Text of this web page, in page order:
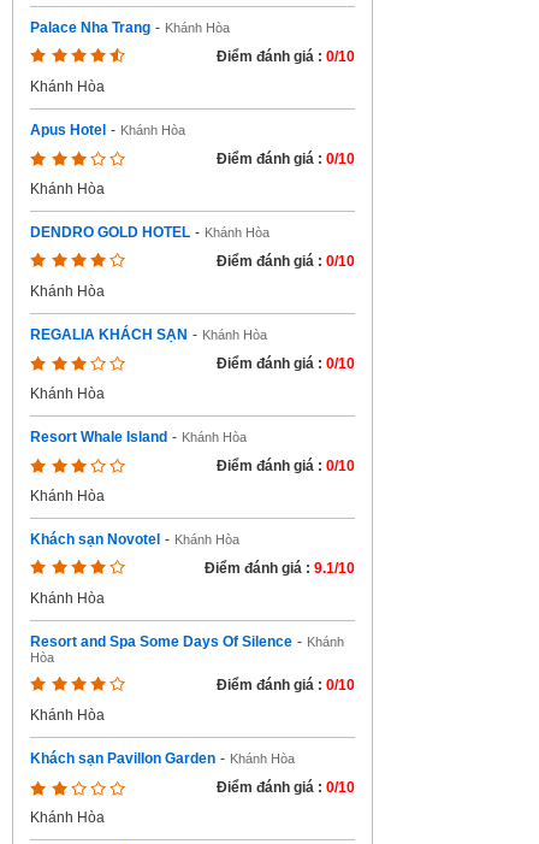
Palace Nha Trang - Khánh Hòa
Điểm đánh giá : 0/10
Khánh Hòa
Apus Hotel - Khánh Hòa
Điểm đánh giá : 0/10
Khánh Hòa
DENDRO GOLD HOTEL - Khánh Hòa
Điểm đánh giá : 0/10
Khánh Hòa
REGALIA KHÁCH SẠN - Khánh Hòa
Điểm đánh giá : 0/10
Khánh Hòa
Resort Whale Island - Khánh Hòa
Điểm đánh giá : 0/10
Khánh Hòa
Khách sạn Novotel - Khánh Hòa
Điểm đánh giá : 9.1/10
Khánh Hòa
Resort and Spa Some Days Of Silence - Khánh
Hòa
Điểm đánh giá : 0/10
Khánh Hòa
Khách sạn Pavillon Garden - Khánh Hòa
Điểm đánh giá : 0/10
Khánh Hòa